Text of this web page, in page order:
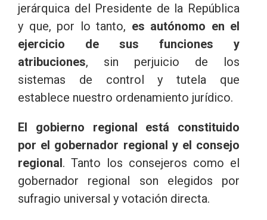
jerárquica del Presidente de la República
y que, por lo tanto, es autónomo en el
ejercicio de sus funciones y
atribuciones, sin perjuicio de los
sistemas de control y tutela que
establece nuestro ordenamiento jurídico.
El gobierno regional está constituido
por el gobernador regional y el consejo
regional. Tanto los consejeros como el
gobernador regional son elegidos por
sufragio universal y votación directa.